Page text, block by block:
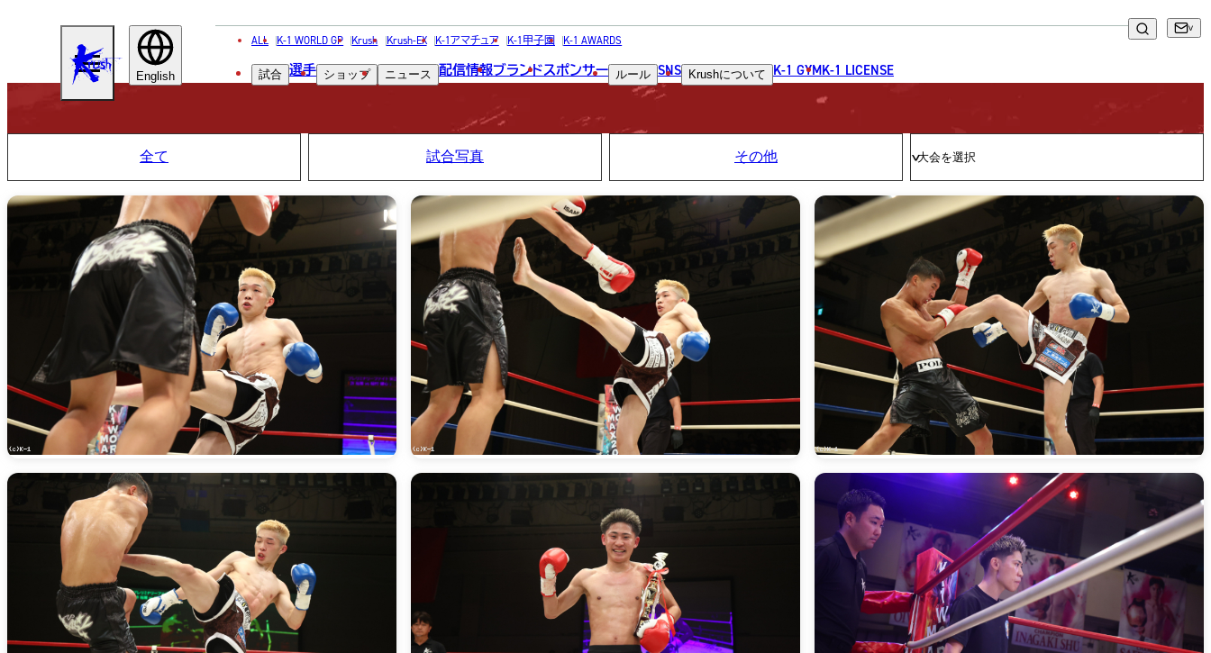
KRUSHEnglish
ALL K-1 WORLD GP Krush Krush-EX K-1アマチュア K-1甲子園 K-1 AWARDS
試合 選手 ショップ ニュース 配信情報ブランドスポンサー ルール SNS Krushについて K-1 GYMK-1 LICENSE
PHOTO
全て 試合写真 その他